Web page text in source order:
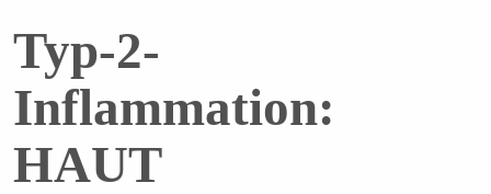
Typ-2-
Inflammation:
HAUT